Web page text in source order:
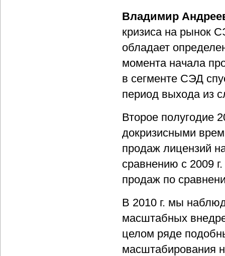
Владимир
кризиса на рынок
обладает
момента начала
в сегменте СЭД
период выхода из
Второе полугодие
докризисными
продаж лицензий
сравнению с 2009
продаж по
В 2010 г. мы
масштабных
целом ряде
масштабирования